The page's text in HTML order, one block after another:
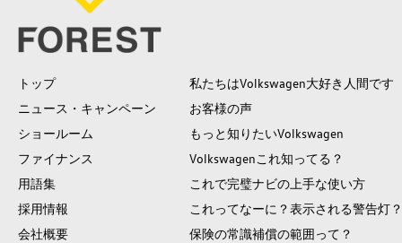
トップ
ニュース・キャンペーン
ショールーム
ファイナンス
用語集
採用情報
会社概要
私たちはVolkswagen大好き人間です
お客様の声
もっと知りたいVolkswagen
Volkswagenこれ知ってる？
これで完璧ナビの上手な使い方
これってなーに？表示される警告灯？
保険の常識補償の範囲って？